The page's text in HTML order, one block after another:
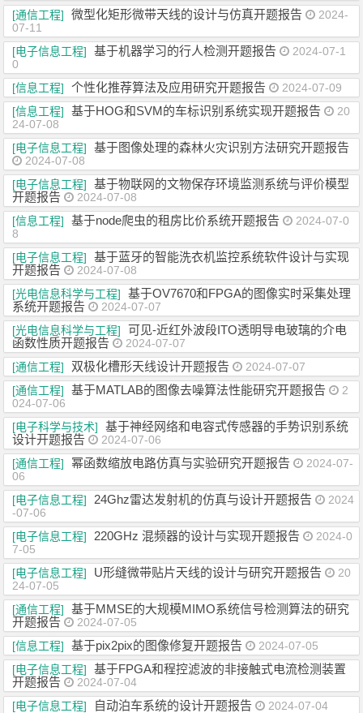
[通信工程]
微型化矩形微带天线的设计与仿真开题报告
2024-
07-11
[电子信息工程]
基于机器学习的行人检测开题报告
2024-07-1
0
[信息工程]
个性化推荐算法及应用研究开题报告
2024-07-09
[信息工程]
基于HOG和SVM的车标识别系统实现开题报告
20
24-07-08
[电子信息工程]
基于图像处理的森林火灾识别方法研究开题报告
2024-07-08
[电子信息工程]
基于物联网的文物保存环境监测系统与评价模型
开题报告
2024-07-08
[信息工程]
基于node爬虫的租房比价系统开题报告
2024-07-0
8
[电子信息工程]
基于蓝牙的智能洗衣机监控系统软件设计与实现
开题报告
2024-07-08
[光电信息科学与工程]
基于OV7670和FPGA的图像实时采集处理
系统开题报告
2024-07-07
[光电信息科学与工程]
可见-近红外波段ITO透明导电玻璃的介电
函数性质开题报告
2024-07-07
[通信工程]
双极化槽形天线设计开题报告
2024-07-07
[通信工程]
基于MATLAB的图像去噪算法性能研究开题报告
2
024-07-06
[电子科学与技术]
基于神经网络和电容式传感器的手势识别系统
设计开题报告
2024-07-06
[通信工程]
幂函数缩放电路仿真与实验研究开题报告
2024-07-
06
[电子信息工程]
24Ghz雷达发射机的仿真与设计开题报告
2024
-07-06
[电子信息工程]
220GHz 混频器的设计与实现开题报告
2024-0
7-05
[电子信息工程]
U形缝微带贴片天线的设计与研究开题报告
20
24-07-05
[通信工程]
基于MMSE的大规模MIMO系统信号检测算法的研究
开题报告
2024-07-05
[信息工程]
基于pix2pix的图像修复开题报告
2024-07-05
[电子信息工程]
基于FPGA和程控滤波的非接触式电流检测装置
开题报告
2024-07-04
[电子信息工程]
自动泊车系统的设计开题报告
2024-07-04